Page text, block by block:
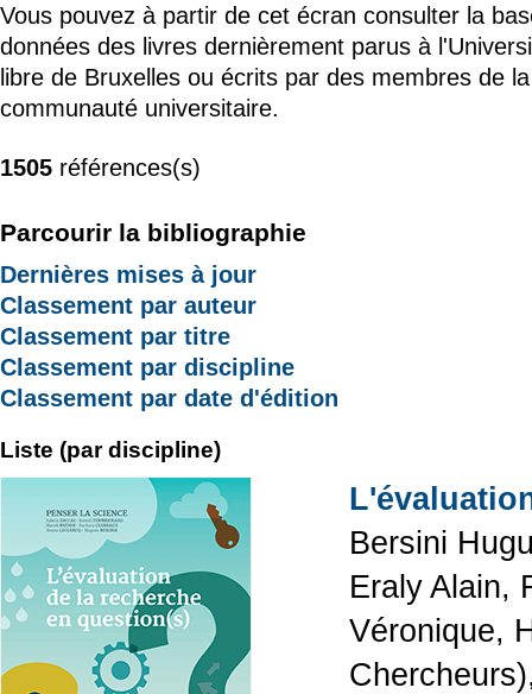
Vous pouvez à partir de cet écran consulter la
données des livres dernièrement parus à
libre de Bruxelles ou écrits par des membres de la
communauté universitaire.
1505 références(s)
Parcourir la bibliographie
Dernières mises à jour
Classement par auteur
Classement par titre
Classement par discipline
Classement par date d'édition
Liste (par discipline)
Bersini
Eraly Alain,
Véronique,